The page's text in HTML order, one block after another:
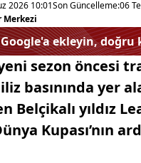
2026 10:01Son Güncelleme:06
Merkezi
Google'a ekleyin,
sezon öncesi
basınında yer
Belçikalı yıldız
Kupası’nın